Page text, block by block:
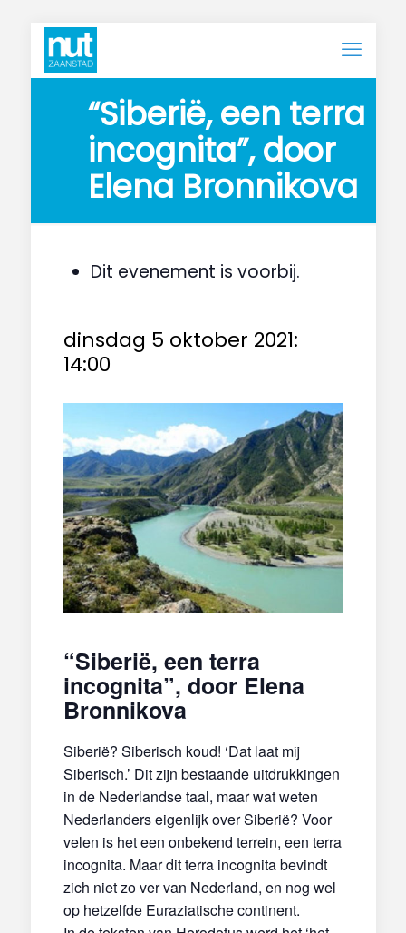
“Siberië, een terra
incognita”, door
Elena Bronnikova
Dit evenement is voorbij.
dinsdag 5 oktober 2021:
14:00
“Siberië, een terra
incognita”, door Elena
Bronnikova
Siberië? Siberisch koud! ‘Dat laat mij
Siberisch.’ Dit zijn bestaande uitdrukkingen
in de Nederlandse taal, maar wat weten
Nederlanders eigenlijk over Siberië? Voor
velen is het een onbekend terrein, een terra
incognita. Maar dit terra incognita bevindt
zich niet zo ver van Nederland, en nog wel
op hetzelfde Euraziatische continent.